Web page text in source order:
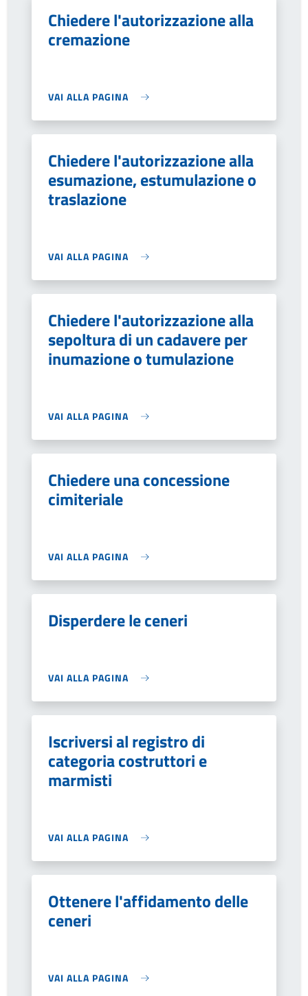
Chiedere l'autorizzazione alla
cremazione
VAI ALLA PAGINA
Chiedere l'autorizzazione alla
esumazione, estumulazione o
traslazione
VAI ALLA PAGINA
Chiedere l'autorizzazione alla
sepoltura di un cadavere per
inumazione o tumulazione
VAI ALLA PAGINA
Chiedere una concessione
cimiteriale
VAI ALLA PAGINA
Disperdere le ceneri
VAI ALLA PAGINA
Iscriversi al registro di
categoria costruttori e
marmisti
VAI ALLA PAGINA
Ottenere l'affidamento delle
ceneri
VAI ALLA PAGINA